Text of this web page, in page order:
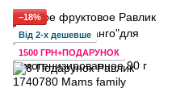
−18%
Від 2-х дешевше
1500 ГРН+ПОДАРУНОК